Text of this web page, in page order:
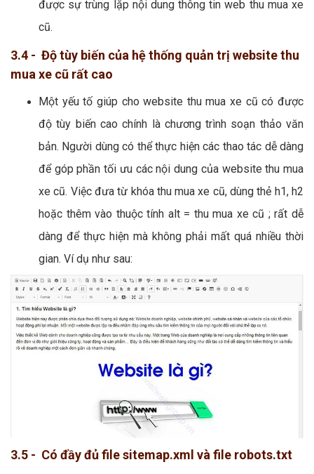
được sự trùng lặp nội dung thông tin web thu mua xe
cũ.
3.4 - Độ tùy biến của hệ thống quản trị website thu
mua xe cũ rất cao
Một yếu tố giúp cho website thu mua xe cũ có được
độ tùy biến cao chính là chương trình soạn thảo văn
bản. Người dùng có thể thực hiện các thao tác dễ dàng
để góp phần tối ưu các nội dung của website thu mua
xe cũ. Việc đưa từ khóa thu mua xe cũ, dùng thẻ h1, h2
hoặc thêm vào thuộc tính alt = thu mua xe cũ ; rất dễ
dàng để thực hiện mà không phải mất quá nhiều thời
gian. Ví dụ như sau:
3.5 - Có đầy đủ file sitemap.xml và file robots.txt